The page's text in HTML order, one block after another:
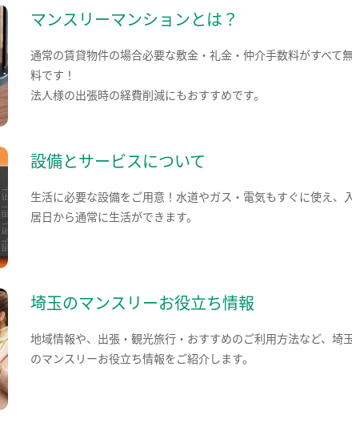
マンスリーマンションとは？
通常の賃貸物件の場合必要な敷金・礼金・仲介手数料がすべて
料です！
法人様の出張時の経費削減にもおすすめです。
設備とサービスについて
生活に必要な設備をご用意！水道やガス・電気もすぐに使え、
居日から通常に生活ができます。
埼玉のマンスリーお役立ち情報
地域情報や、出張・観光旅行・おすすめのご利用方法など、埼
のマンスリーお役立ち情報をご紹介します。